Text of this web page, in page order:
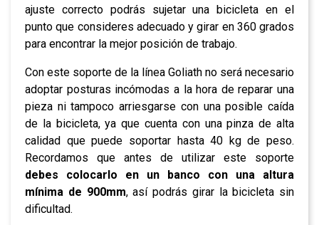
ajuste correcto podrás sujetar una bicicleta en el
punto que consideres adecuado y girar en 360 grados
para encontrar la mejor posición de trabajo.
Con este soporte de la línea Goliath no será necesario
adoptar posturas incómodas a la hora de reparar una
pieza ni tampoco arriesgarse con una posible caída
de la bicicleta, ya que cuenta con una pinza de alta
calidad que puede soportar hasta 40 kg de peso.
Recordamos que antes de utilizar este soporte
debes colocarlo en un banco con una altura
mínima de 900mm, así podrás girar la bicicleta sin
dificultad.